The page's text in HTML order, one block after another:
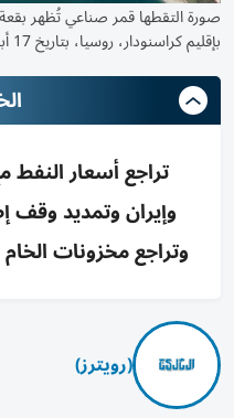
صورة التقطها قمر صناعي تُظهر
بإقليم كراسنودار، روسيا، بتاريخ 17 أبريل/نيسان 2026. رويترز
تراجع أسعار النفط
وإيران وتمديد وقف
وتراجع مخزونات الخام الأمريكية
(رويترز)